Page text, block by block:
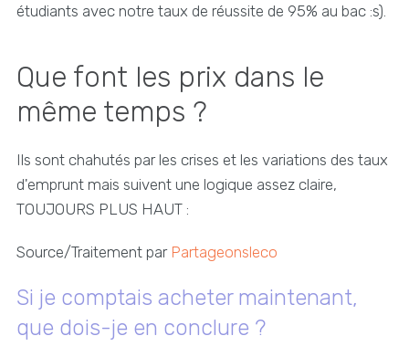
étudiants avec notre taux de réussite de 95% au bac :s).
Que font les prix dans le
même temps ?
Ils sont chahutés par les crises et les variations des taux
d'emprunt mais suivent une logique assez claire,
TOUJOURS PLUS HAUT :
Source/Traitement par Partageonsleco
Si je comptais acheter maintenant,
que dois-je en conclure ?